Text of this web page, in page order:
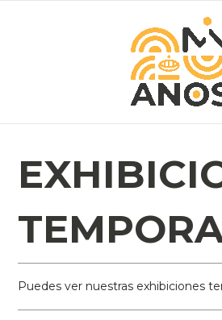
Puedes ver nuestras exhibiciones